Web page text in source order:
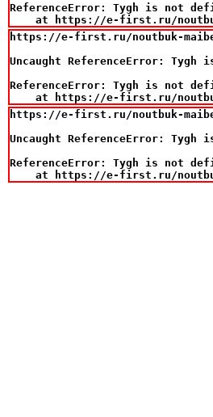
ReferenceError: Tygh is not
at https://e-first.ru/
https://e-first.ru/noutbuk-
Uncaught ReferenceError: Tygh
ReferenceError: Tygh is not
at https://e-first.ru/
https://e-first.ru/noutbuk-
Uncaught ReferenceError: Tygh
ReferenceError: Tygh is not
at https://e-first.ru/